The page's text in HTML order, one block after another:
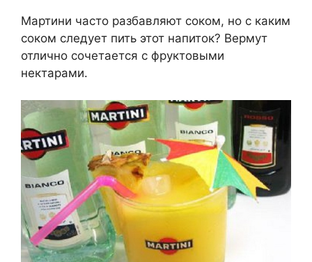
Мартини часто разбавляют соком, но с каким
соком следует пить этот напиток? Вермут
отлично сочетается с фруктовыми
нектарами.